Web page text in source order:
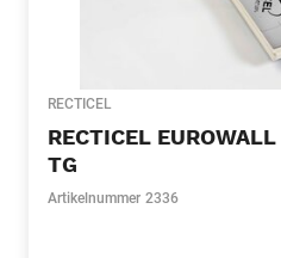
RECTICEL
RECTICEL
TG
Artikelnummer 2336